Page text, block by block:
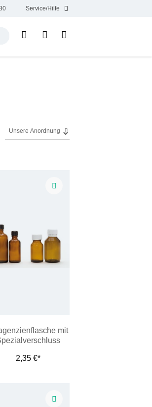
Service/Hilfe
mit
2,35 €*